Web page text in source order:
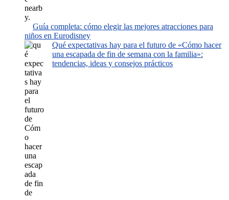
Guía completa: cómo elegir las mejores atracciones para
niños en Eurodisney
Qué expectativas hay para el futuro de «Cómo hacer
una escapada de fin de semana con la familia»:
tendencias, ideas y consejos prácticos